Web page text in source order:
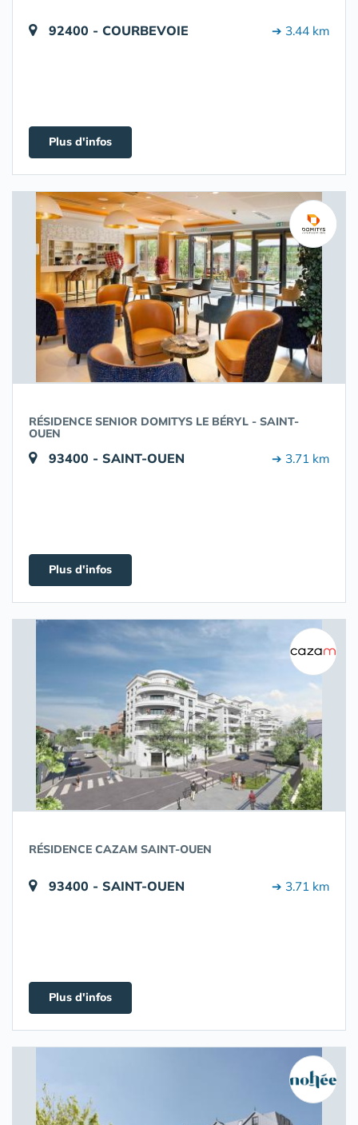
92400 - COURBEVOIE ➔ 3.44 km
Plus d'infos
RÉSIDENCE SENIOR DOMITYS LE BÉRYL - SAINT-
OUEN
93400 - SAINT-OUEN ➔ 3.71 km
Plus d'infos
RÉSIDENCE CAZAM SAINT-OUEN
93400 - SAINT-OUEN ➔ 3.71 km
Plus d'infos